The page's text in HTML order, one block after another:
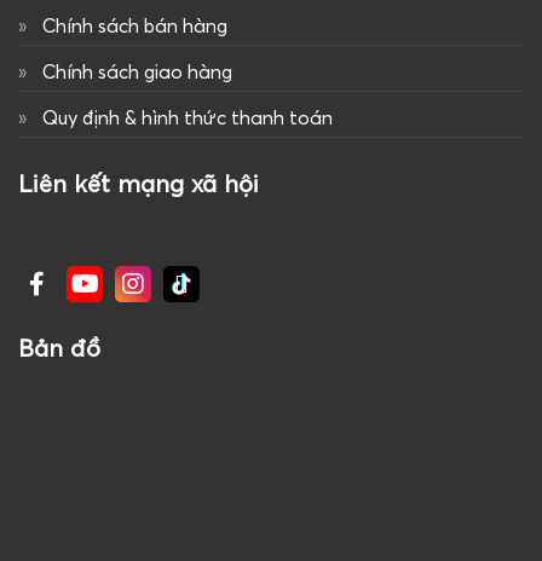
Chính sách bán hàng
Chính sách giao hàng
Quy định & hình thức thanh toán
Liên kết mạng xã hội
Bản đồ